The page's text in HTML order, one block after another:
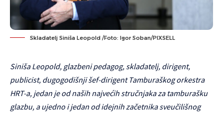
Skladatelj Siniša Leopold /Foto: Igor Soban/PIXSELL
SinišaLeopold, glazbeni pedagog, skladatelj, dirigent,
publicist, dugogodišnji šef-dirigent Tamburaškog orkestra
HRT-a, jedan je od naših najvećih stručnjaka za tamburašku
glazbu, a ujedno i jedan od idejnih začetnika sveučilišnog